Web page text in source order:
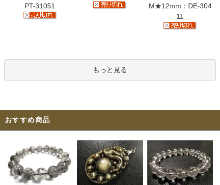
PT-31051
M★12mm：DE-304
11
もっと見る
おすすめ商品